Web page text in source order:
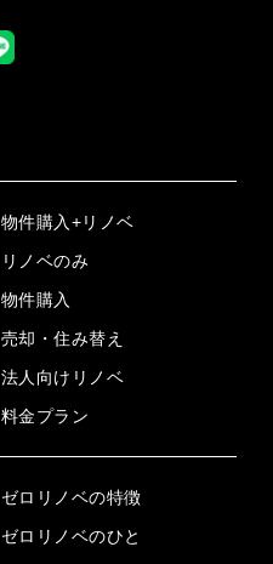
物件購入+リノベ
リノベのみ
物件購入
売却・住み替え
法人向けリノベ
料金プラン
ゼロリノベの特徴
ゼロリノベのひと